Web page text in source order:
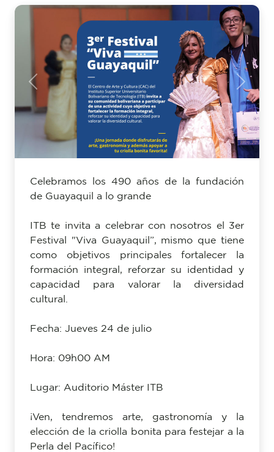
Previous Next
Celebramos los 490 años de la fundación
de Guayaquil a lo grande
ITB te invita a celebrar con nosotros el 3er
Festival "Viva Guayaquil”, mismo que tiene
como objetivos principales fortalecer la
formación integral, reforzar su identidad y
capacidad para valorar la diversidad
cultural.
Fecha: Jueves 24 de julio
Hora: 09h00 AM
Lugar: Auditorio Máster ITB
¡Ven, tendremos arte, gastronomía y la
elección de la criolla bonita para festejar a la
Perla del Pacífico!